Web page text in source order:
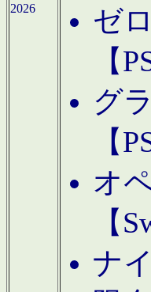
2026
ゼ
【
グ
【
オ
【
ナ